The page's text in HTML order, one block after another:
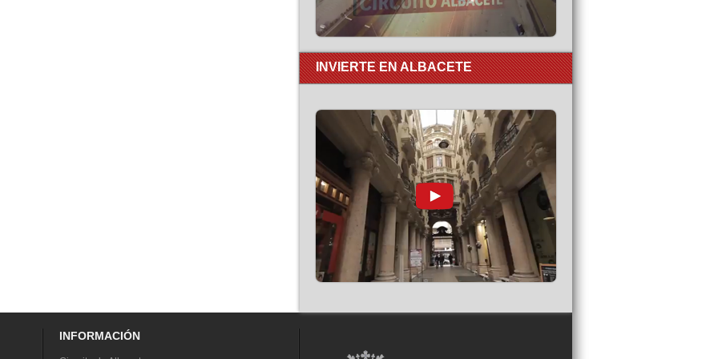
INVIERTE EN ALBACETE
INFORMACIÓN